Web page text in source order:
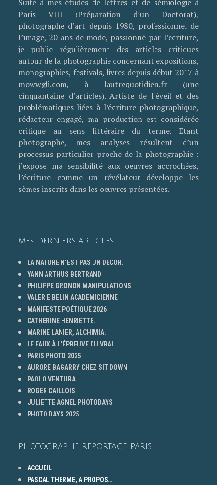
Suite à mes études de lettres et de sémiologie à
Paris VIII (Préparation d’un Doctorat),
photographe d’art depuis 1980, professionnel de
l’image, 20 ans de mode, passionné par l’écriture,
je publie régulièrement des articles critiques
autour de la photographie concernant expositions,
monographies, festivals, livres depuis début 2017 à
mowwgli.com, à lautrequotidien.fr (une
cinquantaine d’articles). Artiste de l’éveil et des
problématiques liées à l’écriture photographique,
rédacteur engagé, ma production est considérée
critique au sens littéraire du terme. Etant
photographe, mes analyses résultent d’un
processus particulier proche de la photographie :
j’expose ma sensibilité aux oeuvres accrochées,
l’écriture comme un révélateur développe les
sèmes inscrits dans les oeuvres présentées.
MES DERNIERS ARTICLES
LA NATURE N’EST PAS UN DÉCOR.
YANN ARTHUS BERTRAND
PHILIPPE GRONON MANIPULATIONS
VALERIE BELIN ACADÉMICIENNE
MANIFESTE POÉTIQUE 2026
CATHERINE HENRIETTE.
MARINE LANIER, ALCHIMIA.
LE FAUX À L’ÉPREUVE DU VRAI.
PARIS PHOTO 2025
AURORE BAGARRY CHEZ SIT DOWN
PAOLO VENTURA
ROGER CAILLOIS
JULIETTE AGNEL PHOTODAYS
PHOTO DAYS 2025
PHOTOGRAPHE REPORTAGE PARIS
ACCUEIL
PASCAL THERME, A PROPOS…